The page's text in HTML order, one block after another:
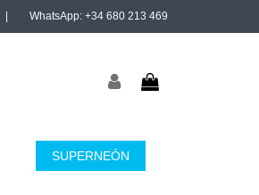
WhatsApp: +34 680 213 469
SUPERNEÓN